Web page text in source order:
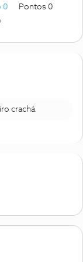
0
Pontos 0
crachá